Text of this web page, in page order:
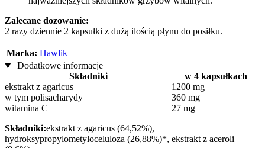
Zalecane dozowanie:
2 razy dziennie 2 kapsułki z dużą ilością płynu do posiłku.
Marka: Hawlik
Dodatkowe informacje
Składniki
w 4 kapsułkach
ekstrakt z agaricus
1200 mg
w tym polisacharydy
360 mg
witamina C
27 mg
Składniki:ekstrakt z agaricus (64,52%),
hydroksypropylometyloceluloza (26,88%)*, ekstrakt z aceroli